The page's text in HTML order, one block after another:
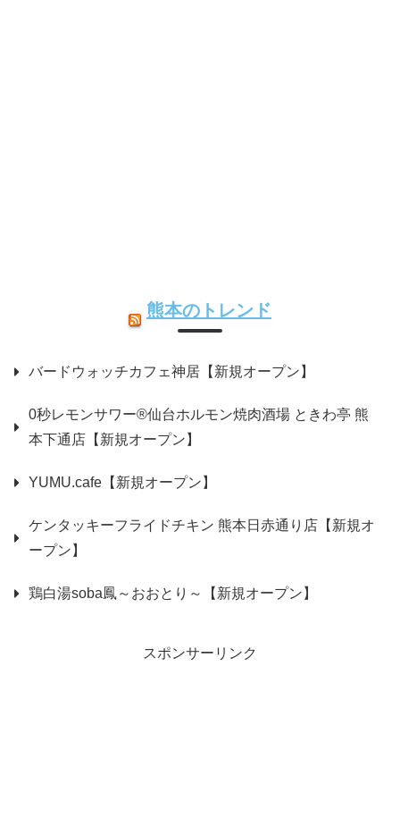
熊本のトレンド
バードウォッチカフェ神居【新規オープン】
0秒レモンサワー®仙台ホルモン焼肉酒場 ときわ亭 熊
本下通店【新規オープン】
YUMU.cafe【新規オープン】
ケンタッキーフライドチキン 熊本日赤通り店【新規オ
ープン】
鶏白湯soba鳳～おおとり～【新規オープン】
スポンサーリンク